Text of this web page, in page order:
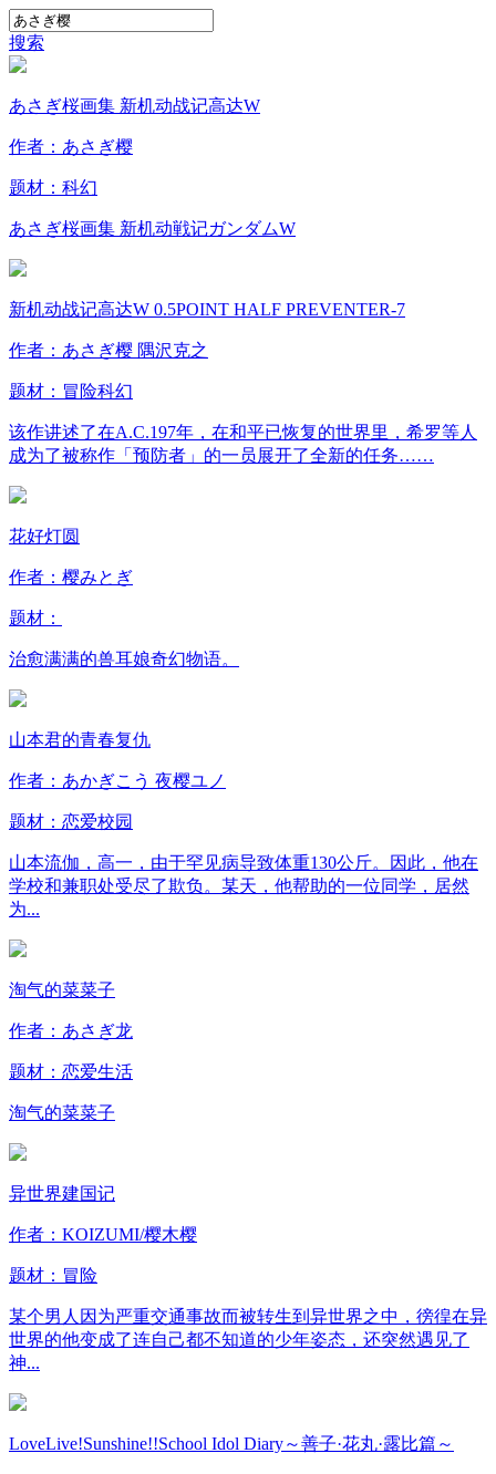
搜索
あさぎ桜画集 新机动战记高达W
作者：あさぎ樱
题材： 科幻
あさぎ桜画集 新机动戦记ガンダムW
新机动战记高达W 0.5POINT HALF PREVENTER-7
作者：あさぎ樱 隅沢克之
题材： 冒险科幻
该作讲述了在A.C.197年，在和平已恢复的世界里，希罗等人
成为了被称作「预防者」的一员展开了全新的任务……
花好灯圆
作者：樱みとぎ
题材：
治愈满满的兽耳娘奇幻物语。
山本君的青春复仇
作者：あかぎこう 夜樱ユノ
题材： 恋爱校园
山本流伽，高一，由于罕见病导致体重130公斤。因此，他在
学校和兼职处受尽了欺负。某天，他帮助的一位同学，居然
为...
淘气的菜菜子
作者：あさぎ龙
题材： 恋爱生活
淘气的菜菜子
异世界建国记
作者：KOIZUMI/樱木樱
题材： 冒险
某个男人因为严重交通事故而被转生到异世界之中，徬徨在异
世界的他变成了连自己都不知道的少年姿态，还突然遇见了
神...
LoveLive!Sunshine!!School Idol Diary～善子·花丸·露比篇～